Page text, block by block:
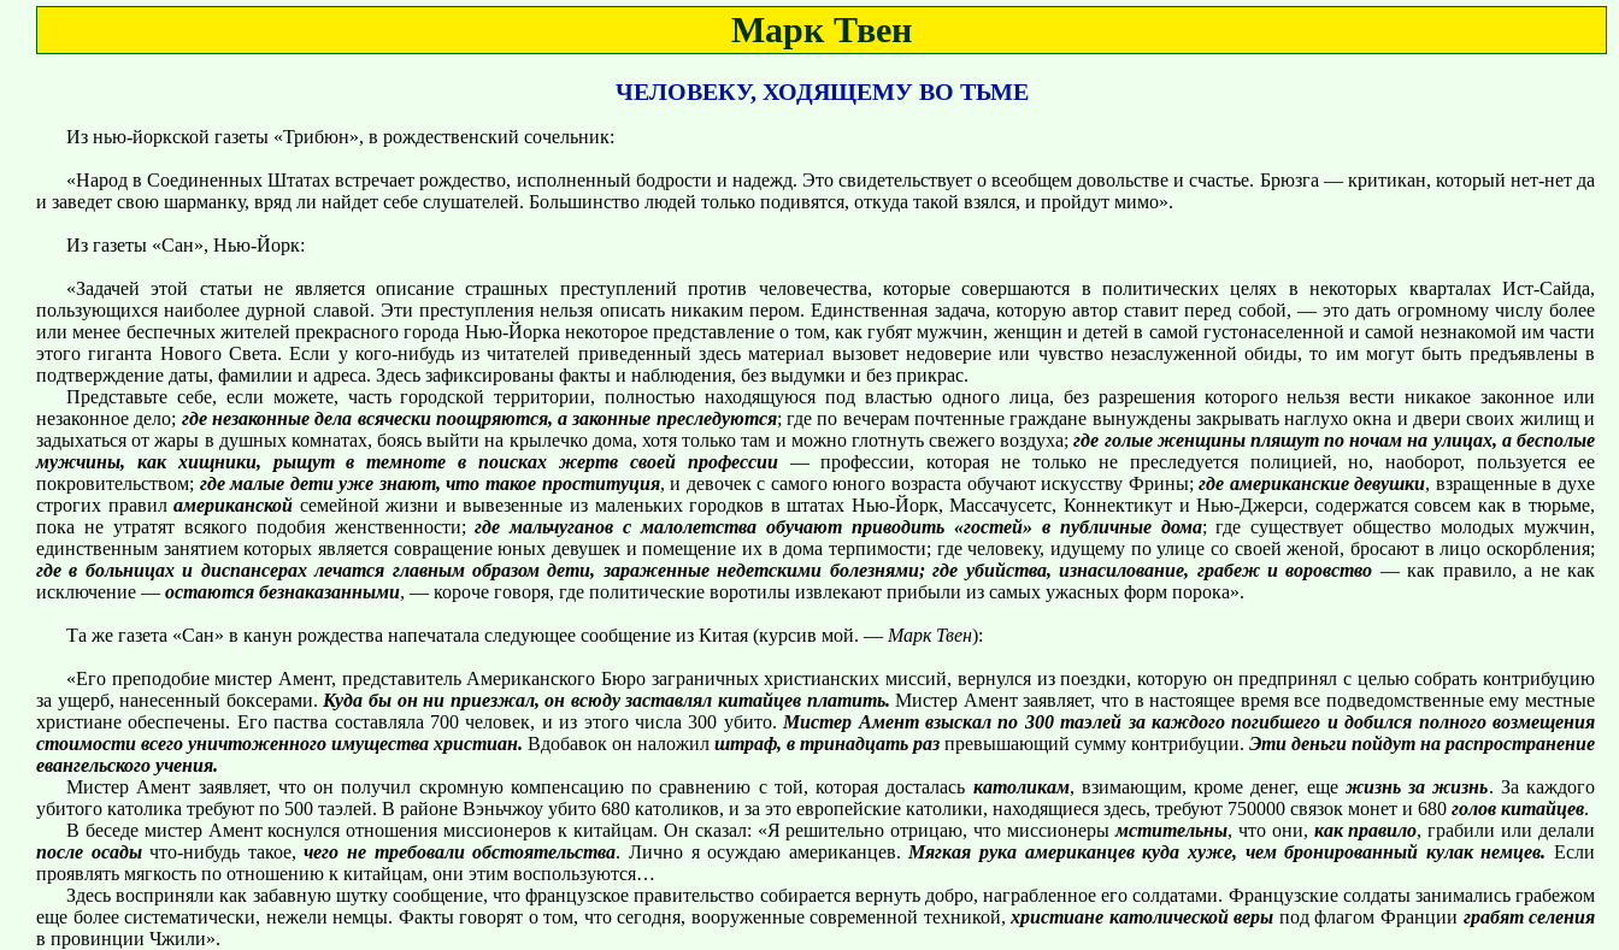
Марк Твен
ЧЕЛОВЕКУ, ХОДЯЩЕМУ ВО ТЬМЕ
Из нью-йоркской газеты «Трибюн», в рождественский сочельник:
«Народ в Соединенных Штатах встречает рождество, исполненный бодрости и надежд. Это свидетельствует о всеобщем довольстве и счастье. Брюзга — критикан, который нет-нет да
и заведет свою шарманку, вряд ли найдет себе слушателей. Большинство людей только подивятся, откуда такой взялся, и пройдут мимо».
Из газеты «Сан», Нью-Йорк:
«Задачей этой статьи не является описание страшных преступлений против человечества, которые совершаются в политических целях в некоторых кварталах Ист-Сайда,
пользующихся наиболее дурной славой. Эти преступления нельзя описать никаким пером. Единственная задача, которую автор ставит перед собой, — это дать огромному числу более
или менее беспечных жителей прекрасного города Нью-Йорка некоторое представление о том, как губят мужчин, женщин и детей в самой густонаселенной и самой незнакомой им части
этого гиганта Нового Света. Если у кого-нибудь из читателей приведенный здесь материал вызовет недоверие или чувство незаслуженной обиды, то им могут быть предъявлены в
подтверждение даты, фамилии и адреса. Здесь зафиксированы факты и наблюдения, без выдумки и без прикрас.
Представьте себе, если можете, часть городской территории, полностью находящуюся под властью одного лица, без разрешения которого нельзя вести никакое законное или
незаконное дело; где незаконные дела всячески поощряются, а законные преследуются; где по вечерам почтенные граждане вынуждены закрывать наглухо окна и двери своих жилищ и
задыхаться от жары в душных комнатах, боясь выйти на крылечко дома, хотя только там и можно глотнуть свежего воздуха;где голые женщины пляшут по ночам на улицах, а бесполые
мужчины, как хищники, рыщут в темноте в поисках жертв своей профессии— профессии, которая не только не преследуется полицией, но, наоборот, пользуется ее
покровительством; где малые дети уже знают, что такое проституция, и девочек с самого юного возраста обучают искусству Фрины;где американские девушки, взращенные в духе
строгих правиламериканской семейной жизни и вывезенные из маленьких городков в штатах Нью-Йорк, Массачусетс, Коннектикут и Нью-Джерси, содержатся совсем как в тюрьме,
пока не утратят всякого подобия женственности;где мальчуганов с малолетства обучают приводить «гостей» в публичные дома; где существует общество молодых мужчин,
единственным занятием которых является совращение юных девушек и помещение их в дома терпимости; где человеку, идущему по улице со своей женой, бросают в лицо оскорбления;
где в больницах и диспансерах лечатся главным образом дети, зараженные недетскими болезнями; где убийства, изнасилование, грабеж и воровство — как правило, а не как
исключение — остаются безнаказанными, — короче говоря, где политические воротилы извлекают прибыли из самых ужасных форм порока».
Та же газета «Сан» в канун рождества напечатала следующее сообщение из Китая (курсив мой. — Марк Твен):
«Его преподобие мистер Амент, представитель Американского Бюро заграничных христианских миссий, вернулся из поездки, которую он предпринял с целью собрать контрибуцию
за ущерб, нанесенный боксерами. Куда бы он ни приезжал, он всюду заставлял китайцев платить. Мистер Амент заявляет, что в настоящее время все подведомственные ему местные
христиане обеспечены. Его паства составляла 700 человек, и из этого числа 300 убито. Мистер Амент взыскал по 300 таэлей за каждого погибшего и добился полного возмещения
стоимости всего уничтоженного имущества христиан. Вдобавок он наложил штраф, в тринадцать раз превышающий сумму контрибуции. Эти деньги пойдут на распространение
евангельского учения.
Мистер Амент заявляет, что он получил скромную компенсацию по сравнению с той, которая досталась католикам, взимающим, кроме денег, еще жизнь за жизнь. За каждого
убитого католика требуют по 500 таэлей. В районе Вэньчжоу убито 680 католиков, и за это европейские католики, находящиеся здесь, требуют 750000 связок монет и 680 голов китайцев.
В беседе мистер Амент коснулся отношения миссионеров к китайцам. Он сказал: «Я решительно отрицаю, что миссионерымстительны, что они, как правило, грабили или делали
после осадычто-нибудь такое,чего не требовали обстоятельства. Лично я осуждаю американцев. Мягкая рука американцев куда хуже, чем бронированный кулак немцев. Если
проявлять мягкость по отношению к китайцам, они этим воспользуются…
Здесь восприняли как забавную шутку сообщение, что французское правительство собирается вернуть добро, награбленное его солдатами. Французские солдаты занимались грабежом
еще более систематически, нежели немцы. Факты говорят о том, что сегодня, вооруженные современной техникой,христиане католической веры под флагом Франции грабят селения
в провинции Чжили».